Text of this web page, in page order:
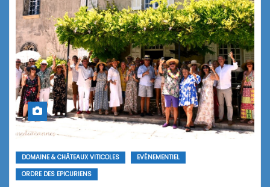
DOMAINE & CHÂTEAUX VITICOLES
EVÉNEMENTIEL
ORDRE DES EPICURIENS